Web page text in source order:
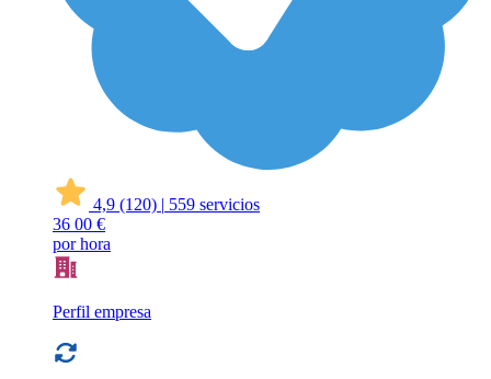
4,9 (120) | 559 servicios
36 00 €
por hora
Perfil empresa